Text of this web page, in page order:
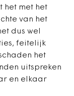
het met het
van het
dus wel
feitelijk
het
uitspreken
en elkaar